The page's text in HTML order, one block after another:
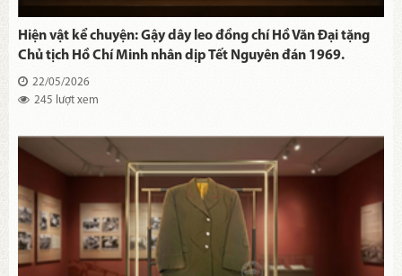
Hiện vật kể chuyện: Gậy dây leo đồng chí Hồ Văn Đại tặng
Chủ tịch Hồ Chí Minh nhân dịp Tết Nguyên đán 1969.
22/05/2026
245 lượt xem